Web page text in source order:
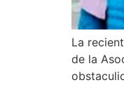
La
de la